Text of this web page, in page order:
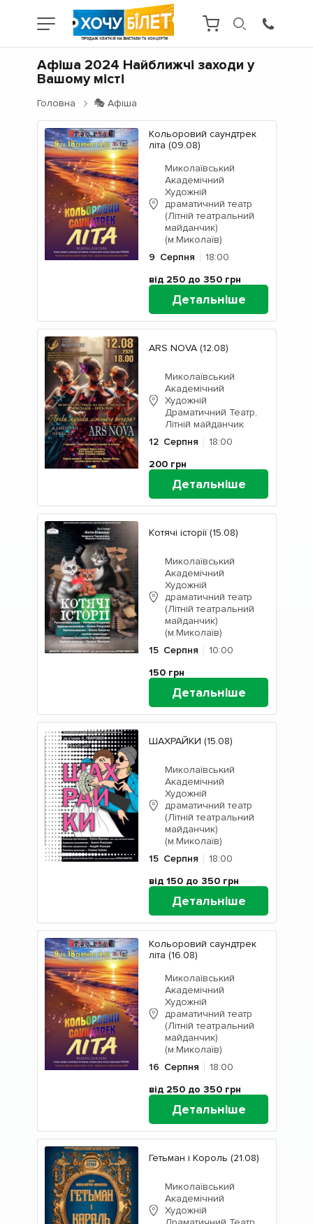
Афіша 2024 Найближчі заходи у
Вашому місті
Головна 🎭 Афіша
Кольоровий саундтрек
літа (09.08)
Миколаївський
Академічний
Художній
драматичний театр
(Літній театральний
майданчик)
(м.Миколаїв)
9 Серпня
18:00
від 250 до 350 грн
Детальніше
ARS NOVA (12.08)
Миколаївський
Академічний
Художній
Драматичний Театр,
Літній майданчик
12 Серпня
18:00
200 грн
Детальніше
Котячі історії (15.08)
Миколаївський
Академічний
Художній
драматичний театр
(Літній театральний
майданчик)
(м.Миколаїв)
15 Серпня
10:00
150 грн
Детальніше
ШАХРАЙКИ (15.08)
Миколаївський
Академічний
Художній
драматичний театр
(Літній театральний
майданчик)
(м.Миколаїв)
15 Серпня
18:00
від 150 до 350 грн
Детальніше
Кольоровий саундтрек
літа (16.08)
Миколаївський
Академічний
Художній
драматичний театр
(Літній театральний
майданчик)
(м.Миколаїв)
16 Серпня
18:00
від 250 до 350 грн
Детальніше
Гетьман і Король (21.08)
Миколаївський
Академічний
Художній